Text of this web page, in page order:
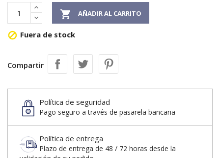
 AÑADIR AL CARRITO
 Fuera de stock
Compartir
Política de seguridad
Pago seguro a través de pasarela bancaria
Política de entrega
Plazo de entrega de 48 / 72 horas desde la